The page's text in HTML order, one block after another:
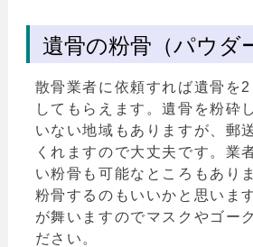
遺骨の粉骨（パウダ
散骨業者に依頼すれば遺骨を
してもらえます。遺骨を粉砕
いない地域もありますが、郵
くれますので大丈夫です。業
い粉骨も可能なところもあり
粉骨するのもいいかと思いま
が舞いますのでマスクやゴー
ださい。